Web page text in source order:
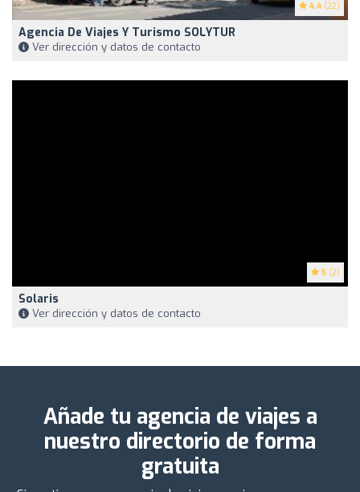
4.4 (22)
Agencia De Viajes Y Turismo SOLYTUR
Ver dirección y datos de contacto
5 (2)
Solaris
Ver dirección y datos de contacto
Añade tu agencia de viajes a
nuestro directorio de forma
gratuita